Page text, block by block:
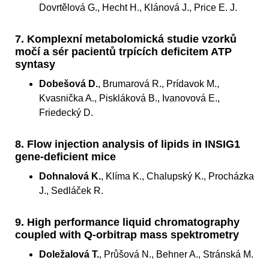
Dovrtělová G., Hecht H., Klánová J., Price E. J.
7. Komplexní metabolomická studie vzorků
močí a sér pacientů trpících deficitem ATP
syntasy
Dobešová D., Brumarová R., Prídavok M.,
Kvasnička A., Piskláková B., Ivanovová E.,
Friedecký D.
8. Flow injection analysis of lipids in INSIG1
gene-deficient mice
Dohnalová K., Klíma K., Chalupský K., Procházka
J., Sedláček R.
9. High performance liquid chromatography
coupled with Q-orbitrap mass spektrometry
Doležalová T., Průšová N., Behner A., Stránská M.